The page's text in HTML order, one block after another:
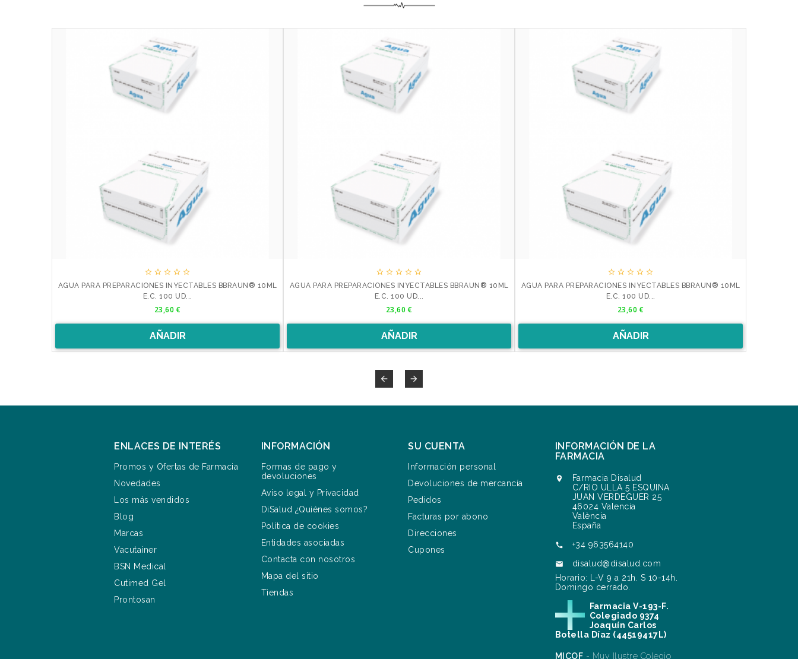
    
AGUA PARA PREPARACIONES INYECTABLES BBRAUN® 10ML
E.C. 100 UD...
Precio
23,60 €
AÑADIR
    
AGUA PARA PREPARACIONES INYECTABLES BBRAUN® 10ML
E.C. 100 UD...
Precio
23,60 €
AÑADIR
    
AGUA PARA PREPARACIONES INYECTABLES BBRAUN® 10ML
E.C. 100 UD...
Precio
23,60 €
AÑADIR
 
ENLACES DE INTERÉS
Promos y Ofertas de Farmacia
Novedades
Los más vendidos
Blog
Marcas
Vacutainer
BSN Medical
Cutimed Gel
Prontosan
INFORMACIÓN
Formas de pago y
devoluciones
Aviso legal y Privacidad
DiSalud ¿Quiénes somos?
Política de cookies
Entidades asociadas
Contacta con nosotros
Mapa del sitio
Tiendas
SU CUENTA
Información personal
Devoluciones de mercancía
Pedidos
Facturas por abono
Direcciones
Cupones
INFORMACIÓN DE LA
FARMACIA

Farmacia Disalud
C/RIO ULLA 5 ESQUINA
JUAN VERDEGUER 25
46024 Valencia
València
España
 +34 963564140

disalud@disalud.com
Horario: L-V 9 a 21h. S 10-14h.
Domingo cerrado.
Farmacia V-193-F.
Colegiado 9374
Joaquín Carlos
Botella Díaz (44519417L)
MICOF - Muy Ilustre Colegio